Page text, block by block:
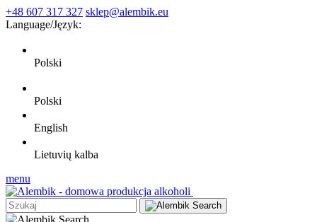
+48 607 317 327 sklep@alembik.eu
Language/Język:
Polski
Polski
English
Lietuvių kalba
menu